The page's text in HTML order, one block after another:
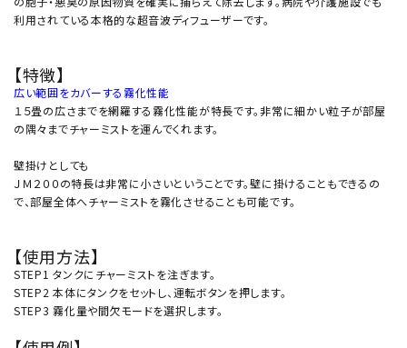
利用されている本格的な超音波ディフューザーです。
【特徴】
広い範囲をカバーする霧化性能
１５畳の広さまでを網羅する霧化性能が特長です。非常に細かい粒子が部屋
の隅々までチャーミストを運んでくれます。
壁掛けとしても
ＪＭ２００の特長は非常に小さいということです。壁に掛けることもできるの
で、部屋全体へチャーミストを霧化させることも可能です。
【使用方法】
STEP1 タンクにチャーミストを注ぎます。
STEP2 本体にタンクをセットし、運転ボタンを押します。
STEP3 霧化量や間欠モードを選択します。